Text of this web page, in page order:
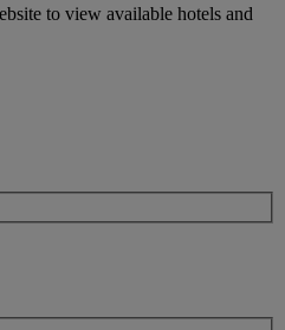
to view available hotels and